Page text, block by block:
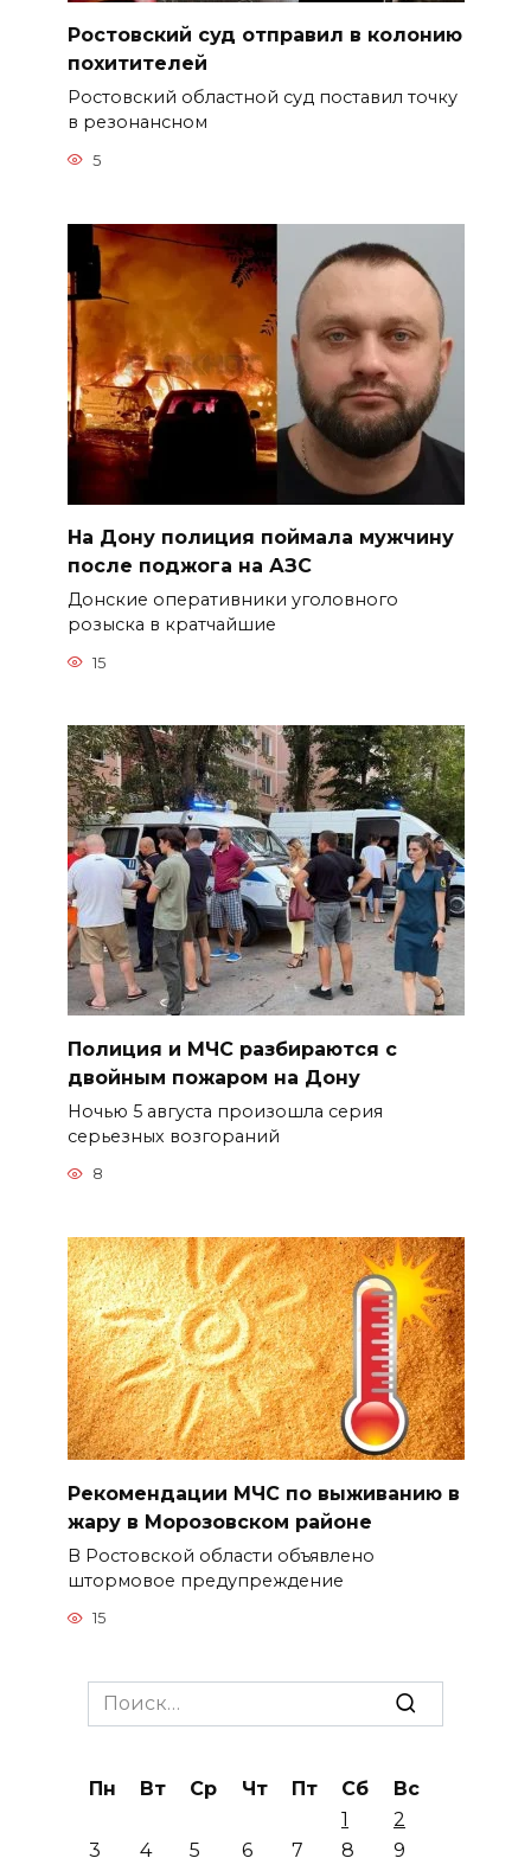
Ростовский суд отправил в колонию
похитителей
Ростовский областной суд поставил точку
в резонансном
5
На Дону полиция поймала мужчину
после поджога на АЗС
Донские оперативники уголовного
розыска в кратчайшие
15
Полиция и МЧС разбираются с
двойным пожаром на Дону
Ночью 5 августа произошла серия
серьезных возгораний
8
Рекомендации МЧС по выживанию в
жару в Морозовском районе
В Ростовской области объявлено
штормовое предупреждение
15
Search
for:
Пн Вт Ср Чт Пт Сб
Вс
1
2
3
4 5 6 7 8 9